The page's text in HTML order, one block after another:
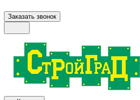
Заказать звонок